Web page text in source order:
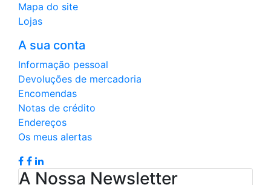
Mapa do site
Lojas
A sua conta
Informação pessoal
Devoluções de mercadoria
Encomendas
Notas de crédito
Endereços
Os meus alertas
A Nossa Newsletter